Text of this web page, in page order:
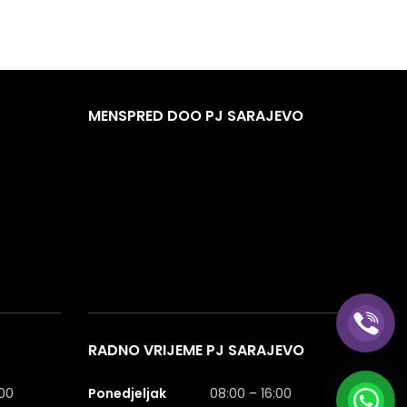
MENSPRED DOO PJ SARAJEVO
RADNO VRIJEME PJ SARAJEVO
Ponedjeljak 08:00 – 16:00